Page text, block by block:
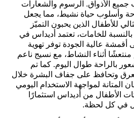
الأذواق. الرسوم والشعارات
وأسلوب حياة نشيط، مما يجعل
للأطفال الذين يحبون التميّز
للخامات، تعتمد أديداس في
أقمشة عالية الجودة توفر تهوية
أثناء النشاط، مع نسيج ناعم
بالراحة طوال اليوم. كما تم
وتحافظ على جفاف البشرة خلال
المتانة لمواجهة الاستخدام اليومي
الأطفال من أديداس استثمارًا
في كل لحظة.